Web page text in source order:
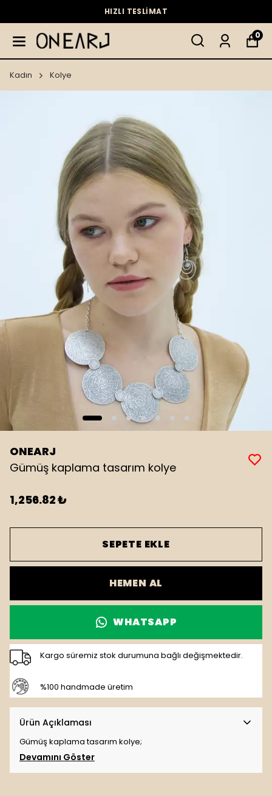
HIZLI TESLİMAT
0
Kadın Kolye
ONEARJ
Gümüş kaplama tasarım kolye
1,256.82 ₺
SEPETE EKLE
HEMEN AL
WHATSAPP
Kargo süremiz stok durumuna bağlı değişmektedir.
%100 handmade üretim
Ürün Açıklaması
Gümüş kaplama tasarım kolye;
Devamını Göster